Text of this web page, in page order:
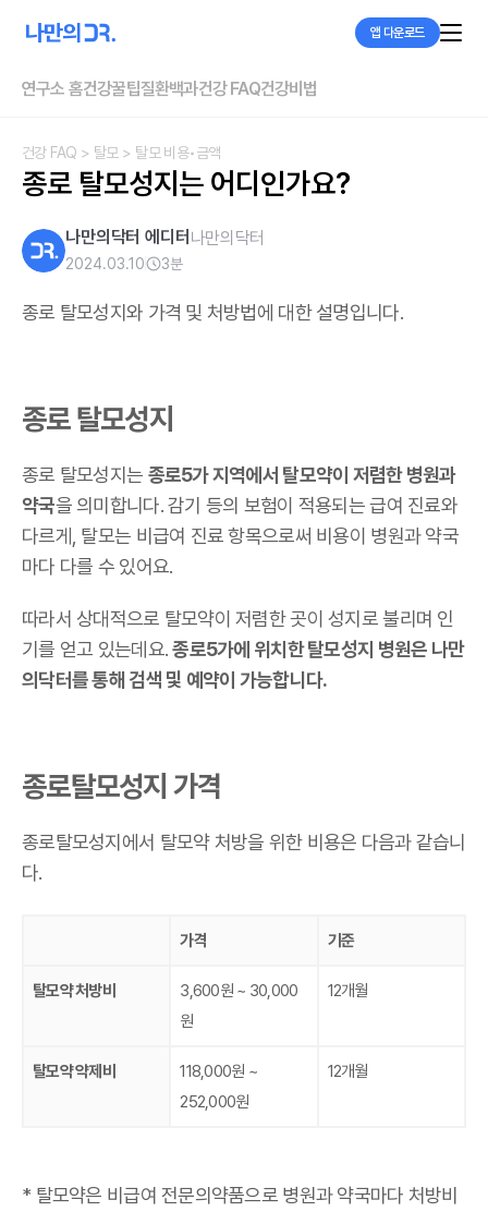
앱 다운로드
연구소 홈건강꿀팁질환백과건강 FAQ건강비법
건강 FAQ > 탈모 > 탈모 비용•금액
종로 탈모성지는 어디인가요?
나만의닥터 에디터 나만의닥터
2024.03.10 3분
종로 탈모성지와 가격 및 처방법에 대한 설명입니다.
종로 탈모성지
종로 탈모성지는 종로5가 지역에서 탈모약이 저렴한 병원과
약국을 의미합니다. 감기 등의 보험이 적용되는 급여 진료와
다르게, 탈모는 비급여 진료 항목으로써 비용이 병원과 약국
마다 다를 수 있어요.
따라서 상대적으로 탈모약이 저렴한 곳이 성지로 불리며 인
기를 얻고 있는데요.종로5가에 위치한 탈모성지 병원은 나만
의닥터를 통해 검색 및 예약이 가능합니다.
종로탈모성지 가격
종로탈모성지에서 탈모약 처방을 위한 비용은 다음과 같습니
다.
가격 기준
탈모약 처방비
3,600원 ~ 30,000
원
12개월
탈모약 약제비
118,000원 ~
252,000원
12개월
* 탈모약은 비급여 전문의약품으로 병원과 약국마다 처방비